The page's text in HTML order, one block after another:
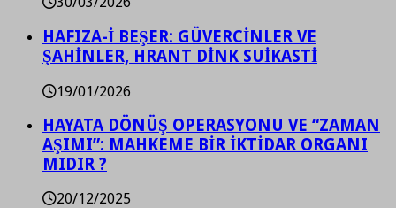
HAFIZA-İ BEŞER: GÜVERCİNLER VE
ŞAHİNLER, HRANT DİNK SUİKASTİ
19/01/2026
HAYATA DÖNÜŞ OPERASYONU VE “ZAMAN
AŞIMI”: MAHKEME BİR İKTİDAR ORGANI
MIDIR ?
20/12/2025